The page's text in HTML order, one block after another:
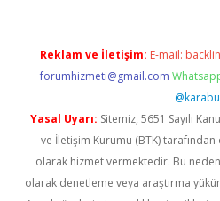
Reklam ve İletişim: E-mail:
forumhizmeti@gmail.com
Yasal Uyarı: Sitemiz, 5651 Sayılı
ve İletişim Kurumu (BTK) tarafından
olarak hizmet vermektedir. Bu
olarak denetleme veya araştırma